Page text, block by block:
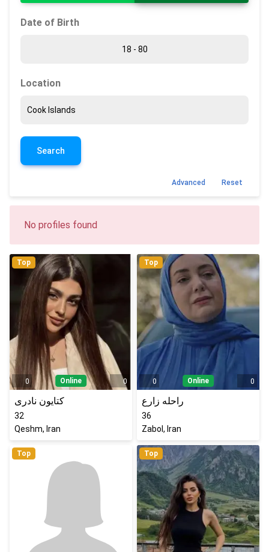
Date of Birth
Location
Search
Advanced Reset
No profiles found
Top
0 Online 0
کتایون نادری
32
Qeshm, Iran
Top
0 Online 0
راحله زارع
36
Zabol, Iran
Top Top